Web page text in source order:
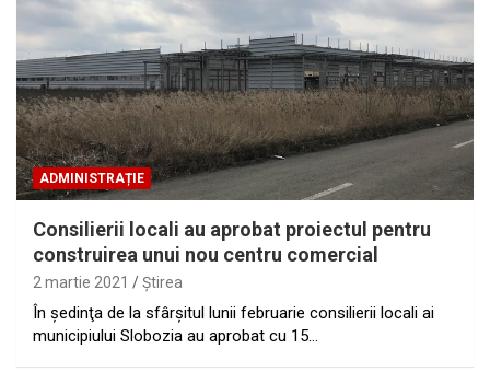
ADMINISTRAȚIE
Consilierii locali au aprobat proiectul pentru
construirea unui nou centru comercial
2 martie 2021 Ştirea
În şedinţa de la sfârşitul lunii februarie consilierii locali ai
municipiului Slobozia au aprobat cu 15…